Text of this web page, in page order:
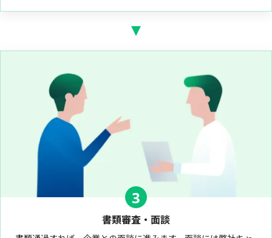
3
書類審査・面談